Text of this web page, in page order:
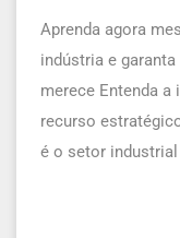
Aprenda agora
indústria e
merece Entenda
recurso
é o setor